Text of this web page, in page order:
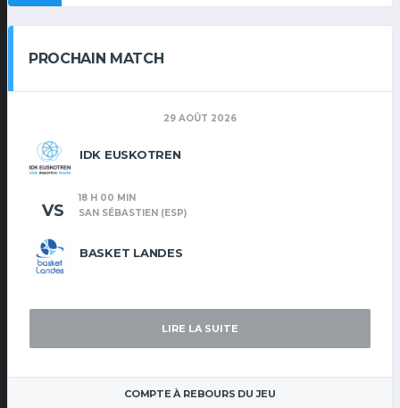
PROCHAIN MATCH
29 AOÛT 2026
IDK EUSKOTREN
BASKET LANDES
VS
18 H 00 MIN
SAN SÉBASTIEN (ESP)
LIRE LA SUITE
COMPTE À REBOURS DU JEU